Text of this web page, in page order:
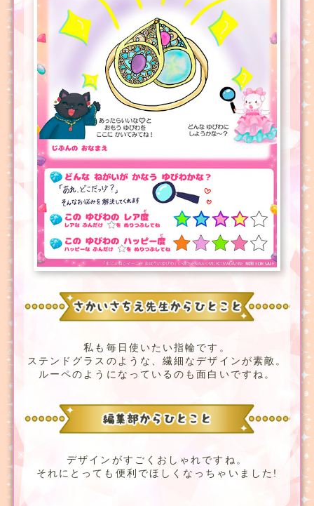
私も毎日使いたい指輪です。
ステンドグラスのような、繊細なデザインが素敵。
ルーペのようになっているのも面白いですね。
デザインがすごくおしゃれですね。
それにとっても便利でほしくなっちゃいました!